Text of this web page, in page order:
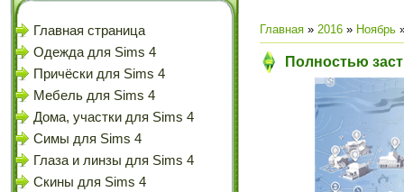
Главная страница
Одежда для Sims 4
Причёски для Sims 4
Мебель для Sims 4
Дома, участки для Sims 4
Симы для Sims 4
Глаза и линзы для Sims 4
Скины для Sims 4
Главная » 2016 » Ноябрь
Полностью